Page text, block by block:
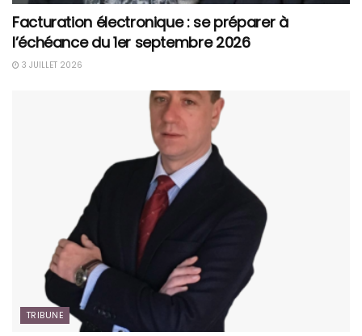
Facturation électronique : se préparer à
l’échéance du 1er septembre 2026
3 JUILLET 2026
TRIBUNE